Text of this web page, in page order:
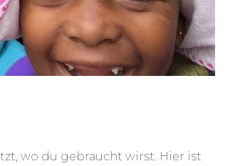
wo du gebraucht wirst. Hier ist